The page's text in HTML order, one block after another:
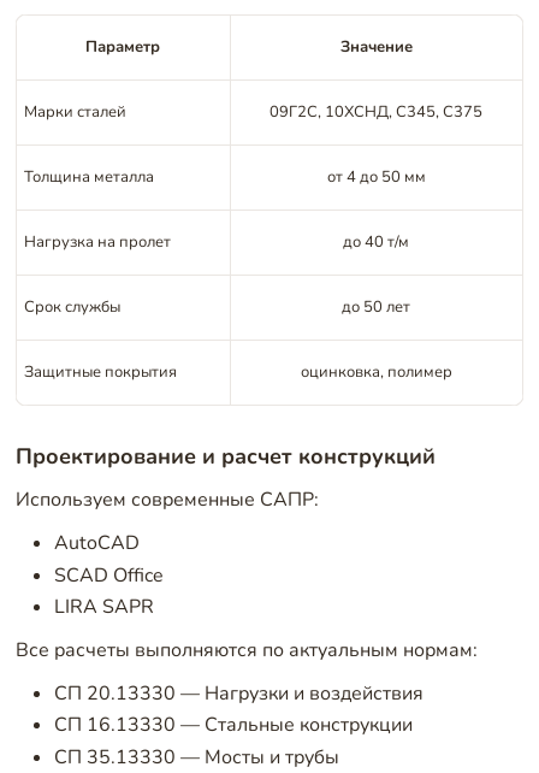
Параметр Значение
Марки сталей 09Г2С, 10ХСНД, С345, С375
Толщина металла от 4 до 50 мм
Нагрузка на пролет до 40 т/м
Срок службы до 50 лет
Защитные покрытия оцинковка, полимер
Проектирование и расчет конструкций
Используем современные САПР:
AutoCAD
SCAD Office
LIRA SAPR
Все расчеты выполняются по актуальным нормам:
СП 20.13330 — Нагрузки и воздействия
СП 16.13330 — Стальные конструкции
СП 35.13330 — Мосты и трубы